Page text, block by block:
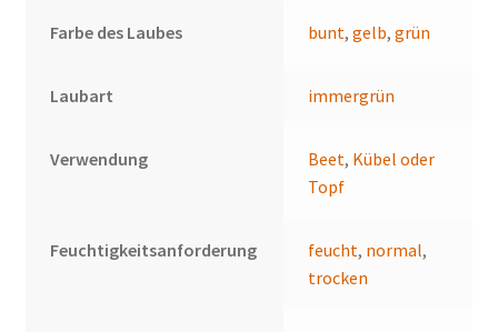
Farbe des Laubes bunt,gelb,grün
Laubart immergrün
Verwendung Beet, Kübel oder
Topf
Feuchtigkeitsanforderung feucht, normal,
trocken